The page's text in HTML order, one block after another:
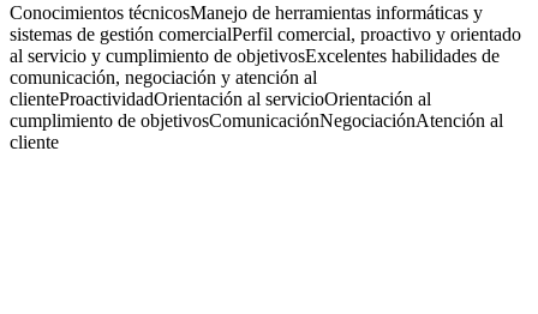
Conocimientos técnicosManejo de herramientas informáticas y
sistemas de gestión comercialPerfil comercial, proactivo y orientado
al servicio y cumplimiento de objetivosExcelentes habilidades de
comunicación, negociación y atención al
clienteProactividadOrientación al servicioOrientación al
cumplimiento de objetivosComunicaciónNegociaciónAtención al
cliente